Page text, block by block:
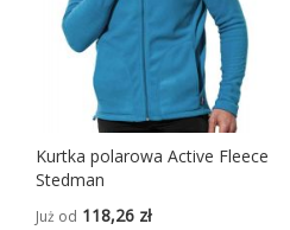
Kurtka polarowa Active Fleece
Stedman
Już od 118,26 zł